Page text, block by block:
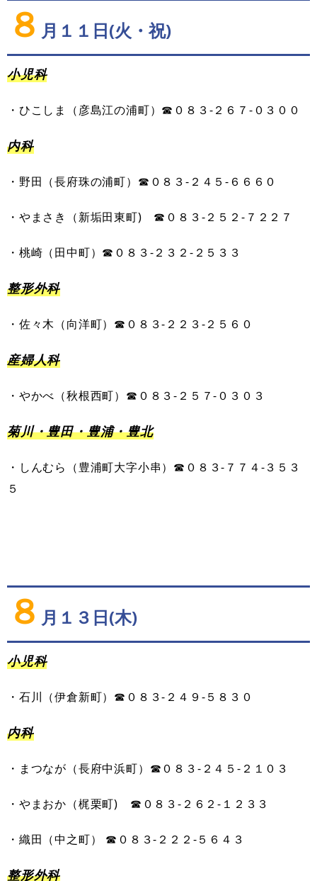
８ 月１１日(火・祝)
小児科
・ ひこしま （彦島江の浦町） ☎０８３-２６７ -０３００
内科
・ 野田 （長府珠の浦町） ☎０８３- ２４５- ６６６０
・ やまさき （新垢田東町) ☎０８３-２５２ - ７２２７
・ 桃崎 （田中町） ☎０８３-２３２ - ２５３３
整形外科
・ 佐々木 （向洋町） ☎︎０８３- ２２３-２５６０
産婦人科
・ やかべ （秋根西町） ☎０８３- ２５７-０３０３
菊川・豊田・豊浦・豊北
・ しんむら （豊浦町大字小串） ☎０８３- ７７４-３５３
５
８ 月１３日(木)
小児科
・ 石川 （伊倉新町） ☎０８３- ２４９ -５８３０
内科
・ まつなが （長府中浜町） ☎０８３- ２４５- ２１０３
・ やまおか （梶栗町) ☎０８３- ２６２- １２３３
・ 織田 （中之町） ☎０８３- ２２２ -５６４３
整形外科